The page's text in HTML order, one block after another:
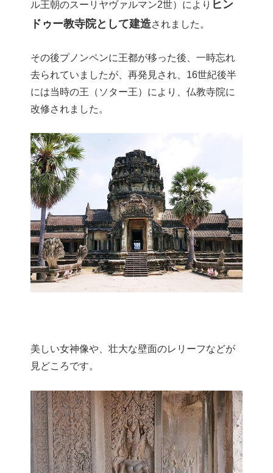
ル王朝のスーリヤヴァルマン2世）により ヒン
ドゥー教寺院として建造されました。
その後プノンペンに王都が移った後、一時忘れ
去られていましたが、再発見され、16世紀後半
には当時の王（ソター王）により、仏教寺院に
改修されました。
美しい女神像や、壮大な壁面のレリーフなどが
見どころです。